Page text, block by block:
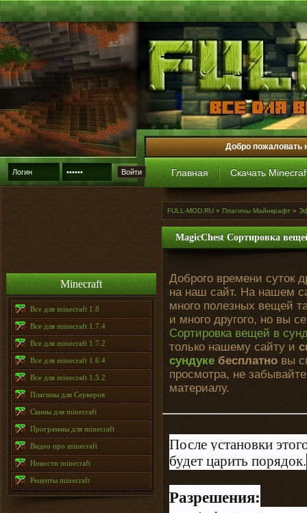
Войти
Добро пожаловать
Главная Скачать
Minecraft
Все для minecraft 1.8
Все для minecraft 1.7.4
Все для minecraft 1.7.2
Все для minecraft 1.6.4
Все для minecraft 1.5.2
Плагины для Серверов
Скины для minecraft
Программы для minecraft
Видео про minecraft
Новости minecraft
Рецепты minecraft
FULL-MOD.RU » Плагины Майнкрафт »
MagicChest Сортировка
Доброго времени суток
на наш сайт. На нашем
много полезных вещей
и много другого, но вы
Сортировка вещей в
только нашему сайту и
сундуке бесплатно вы
просмотра, не
материалу.
После установки
будет царить порядок.
Разрешения: